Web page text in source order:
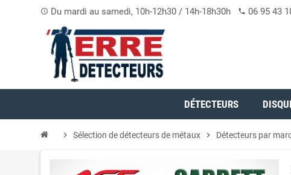
access_time Du mardi au samedi, 10h-12h30 / 14h-18h30h phone 06 95 43
DÉTECTEURS
chevron_right Sélection de détecteurs de métaux chevron_right Détecteurs par